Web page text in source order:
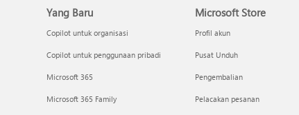
Yang Baru
Copilot untuk organisasi
Copilot untuk penggunaan pribadi
Microsoft 365
Microsoft 365 Family
Microsoft Store
Profil akun
Pusat Unduh
Pengembalian
Pelacakan pesanan